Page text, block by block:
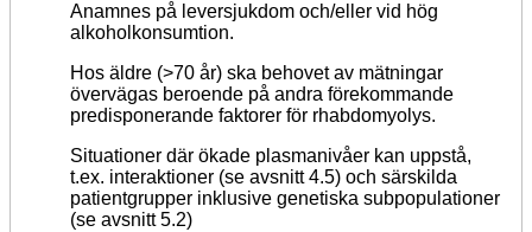
Anamnes på leversjukdom och/eller vid hög
alkoholkonsumtion.
Hos äldre (>70 år) ska behovet av mätningar
övervägas beroende på andra förekommande
predisponerande faktorer för rhabdomyolys.
Situationer där ökade plasmanivåer kan uppstå,
t.ex. interaktioner (se avsnitt 4.5) och särskilda
patientgrupper inklusive genetiska subpopulationer
(se avsnitt 5.2)